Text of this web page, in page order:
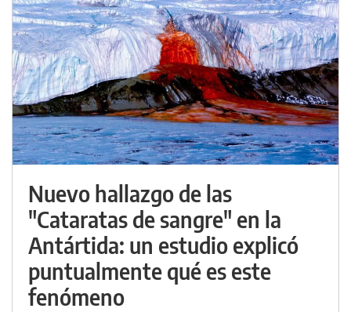
Nuevo hallazgo de las
"Cataratas de sangre" en la
Antártida: un estudio explicó
puntualmente qué es este
fenómeno